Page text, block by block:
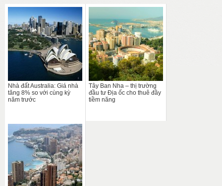
Nhà đất Australia: Giá nhà
tăng 8% so với cùng kỳ
năm trước
Tây Ban Nha – thị trường
đầu tư Địa ốc cho thuê đầy
tiềm năng